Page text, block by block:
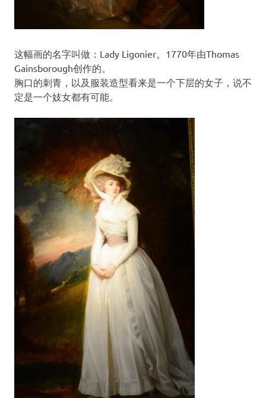
这幅画的名字叫做：Lady Ligonier。1770年由Thomas
Gainsborough创作的。
胸口的刺青，以及服装造型看来是一个下层的女子，说不
定是一个妓女都有可能。